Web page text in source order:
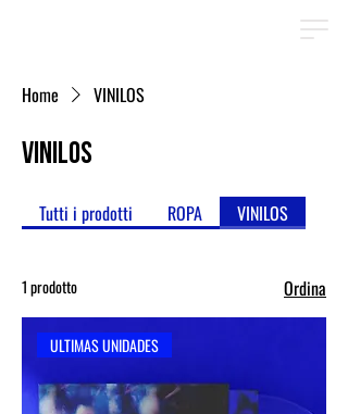
Home VINILOS
VINILOS
Tutti i prodotti ROPA VINILOS
1 prodotto Ordina
ULTIMAS UNIDADES